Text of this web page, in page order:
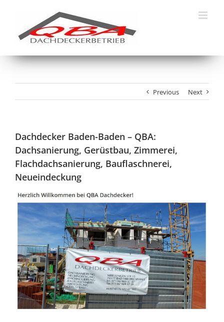
Previous Next
Dachdecker Baden-Baden – QBA:
Dachsanierung, Gerüstbau, Zimmerei,
Flachdachsanierung, Bauflaschnerei,
Neueindeckung